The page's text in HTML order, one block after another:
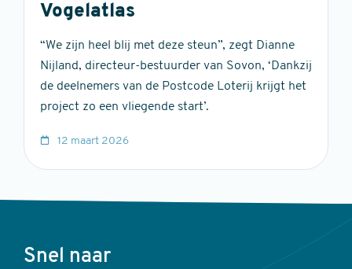
Vogelatlas
“We zijn heel blij met deze steun”, zegt Dianne
Nijland, directeur-bestuurder van Sovon, ‘Dankzij
de deelnemers van de Postcode Loterij krijgt het
project zo een vliegende start’.
12 maart 2026
Voet
Snel naar